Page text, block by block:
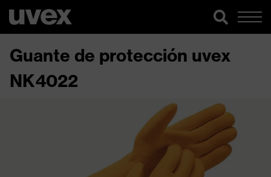
Guante de protección uvex
NK4022